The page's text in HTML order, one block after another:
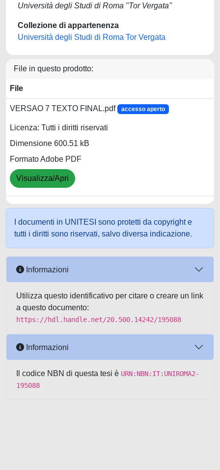
Università degli Studi di Roma "Tor Vergata"
Collezione di appartenenza
Università degli Studi di Roma Tor Vergata
File in questo prodotto:
File
VERSAO 7 TEXTO FINAL.pdf accesso aperto
Licenza: Tutti i diritti riservati
Dimensione 600.51 kB
Formato Adobe PDF
Visualizza/Apri
I documenti in UNITESI sono protetti da copyright e
tutti i diritti sono riservati, salvo diversa indicazione.
Informazioni
Utilizza questo identificativo per citare o creare un link
a questo documento:
https://hdl.handle.net/20.500.14242/195088
Informazioni
Il codice NBN di questa tesi è URN:NBN:IT:UNIROMA2-
195088